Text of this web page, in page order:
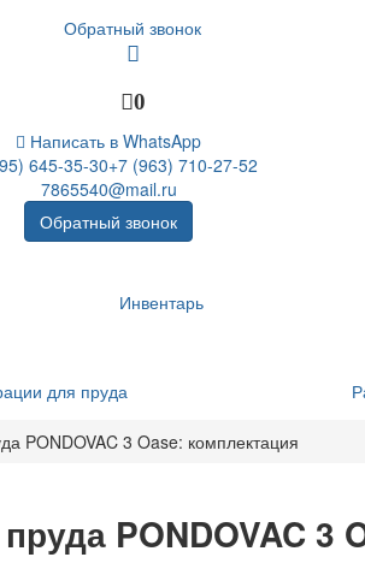
Обратный звонок
0
Написать в WhatsApp
645-35-30+7 (963) 710-27-52
7865540@mail.ru
Обратный звонок
Инвентарь
для пруда
PONDOVAC 3 Oase: комплектация
PONDOVAC 3